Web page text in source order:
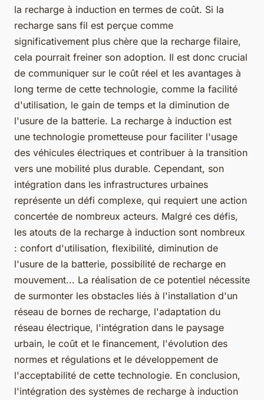
la recharge à induction en termes de coût. Si la
recharge sans fil est perçue comme
significativement plus chère que la recharge filaire,
cela pourrait freiner son adoption. Il est donc crucial
de communiquer sur le coût réel et les avantages à
long terme de cette technologie, comme la facilité
d'utilisation, le gain de temps et la diminution de
l'usure de la batterie. La recharge à induction est
une technologie prometteuse pour faciliter l'usage
des véhicules électriques et contribuer à la transition
vers une mobilité plus durable. Cependant, son
intégration dans les infrastructures urbaines
représente un défi complexe, qui requiert une action
concertée de nombreux acteurs. Malgré ces défis,
les atouts de la recharge à induction sont nombreux
: confort d'utilisation, flexibilité, diminution de
l'usure de la batterie, possibilité de recharge en
mouvement... La réalisation de ce potentiel nécessite
de surmonter les obstacles liés à l'installation d'un
réseau de bornes de recharge, l'adaptation du
réseau électrique, l'intégration dans le paysage
urbain, le coût et le financement, l'évolution des
normes et régulations et le développement de
l'acceptabilité de cette technologie. En conclusion,
l'intégration des systèmes de recharge à induction